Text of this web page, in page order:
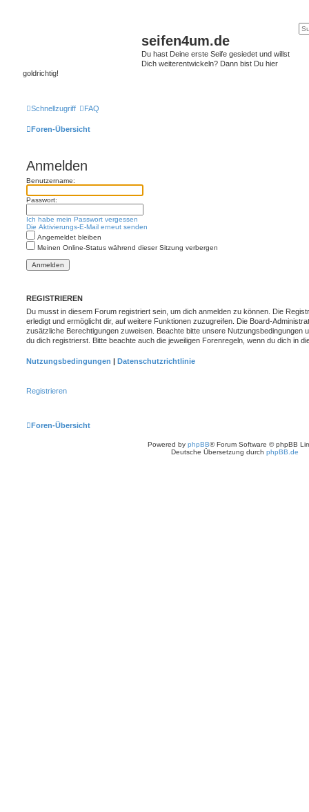
seifen4um.de
Du hast Deine erste Seife gesiedet und willst
Dich weiterentwickeln? Dann bist Du hier
goldrichtig!
Schnellzugriff FAQ
Foren-Übersicht
Anmelden
Benutzername:
Passwort:
Ich habe mein Passwort vergessen
Die Aktivierungs-E-Mail erneut senden
Angemeldet bleiben
Meinen Online-Status während dieser Sitzung verbergen
REGISTRIEREN
Du musst in diesem Forum registriert sein, um dich anmelden zu können. Die
erledigt und ermöglicht dir, auf weitere Funktionen zuzugreifen. Die Board-
zusätzliche Berechtigungen zuweisen. Beachte bitte unsere Nutzungsbedingungen
du dich registrierst. Bitte beachte auch die jeweiligen Forenregeln, wenn du dich in
Nutzungsbedingungen | Datenschutzrichtlinie
Registrieren
Foren-Übersicht
Powered by phpBB® Forum Software © phpBB
Deutsche Übersetzung durch phpBB.de